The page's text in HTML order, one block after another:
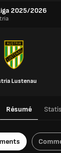
2025/2026
Lustenau
Résumé